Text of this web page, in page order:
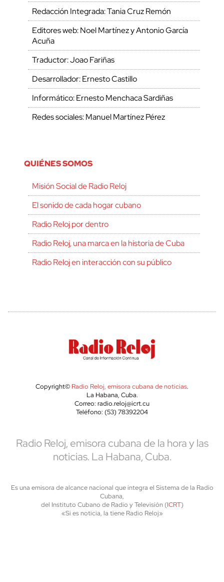
Redacción Integrada: Tania Cruz Remón
Editores web: Noel Martínez y Antonio García
Acuña
Traductor: Joao Fariñas
Desarrollador: Ernesto Castillo
Informático: Ernesto Menchaca Sardiñas
Redes sociales: Manuel Martínez Pérez
QUIÉNES SOMOS
Misión Social de Radio Reloj
El sonido de cada hogar cubano
Radio Reloj por dentro
Radio Reloj, una marca en la historia de Cuba
Radio Reloj en interacción con su público
Copyright© Radio Reloj, emisora cubana de noticias.
La Habana, Cuba.
Correo: radio.reloj@icrt.cu
Teléfono: (53) 78392204
Radio Reloj, emisora cubana de la hora y las
noticias. La Habana, Cuba.
Es una emisora de alcance nacional que integra el Sistema de la Radio
Cubana,
del Instituto Cubano de Radio y Televisión (ICRT)
«Si es noticia, la tiene Radio Reloj»